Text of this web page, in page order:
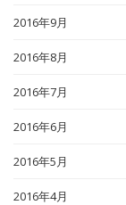
2016年9月
2016年8月
2016年7月
2016年6月
2016年5月
2016年4月